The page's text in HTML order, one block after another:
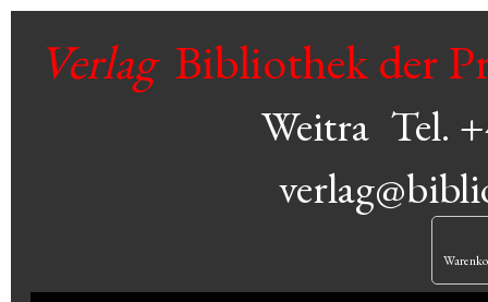
VerlagBibliothek der
Weitra Tel.